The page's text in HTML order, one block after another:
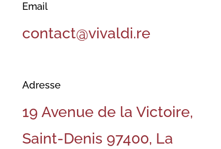
Email
contact@vivaldi.re
Adresse
19 Avenue de la Victoire,
Saint-Denis 97400, La